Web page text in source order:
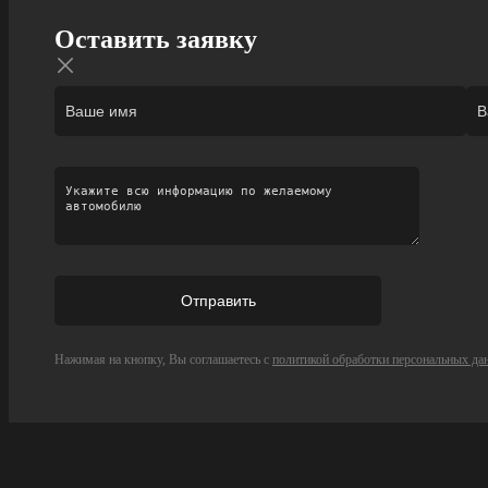
Оставить заявку
Нажимая на кнопку, Вы соглашаетесь с политикой обработки персональных